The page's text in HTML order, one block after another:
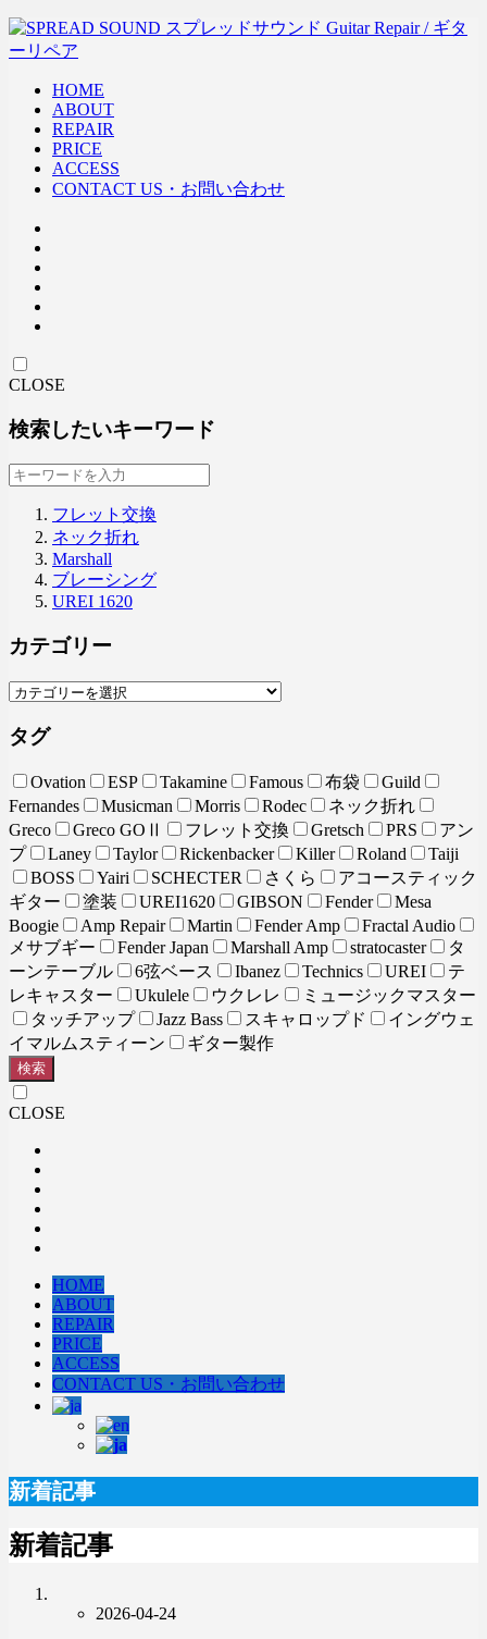
HOME
ABOUT
REPAIR
PRICE
ACCESS
CONTACT US・お問い合わせ
CLOSE
検索したいキーワード
フレット交換
ネック折れ
Marshall
ブレーシング
UREI 1620
カテゴリー
タグ
Ovation ESP Takamine Famous 布袋
Guild
Fernandes
Musicman Morris Rodec
ネック折れ
Greco
Greco GOⅡ フレット交換 Gretsch PRS
アン
プ
Laney Taylor Rickenbacker Killer Roland
Taiji
BOSS
Yairi SCHECTER さくら
アコースティック
ギター
塗装 UREI1620 GIBSON Fender
Mesa
Boogie
Amp Repair Martin Fender Amp
Fractal Audio
メサブギー
Fender Japan Marshall Amp stratocaster
タ
ーンテーブル
6弦ベース Ibanez Technics UREI
テ
レキャスター
Ukulele ウクレレ
ミュージックマスター
タッチアップ
Jazz Bass スキャロップド
イングウェ
イマルムスティーン
ギター製作
検索
CLOSE
HOME
ABOUT
REPAIR
PRICE
ACCESS
CONTACT US・お問い合わせ
新着記事
新着記事
2026-04-24